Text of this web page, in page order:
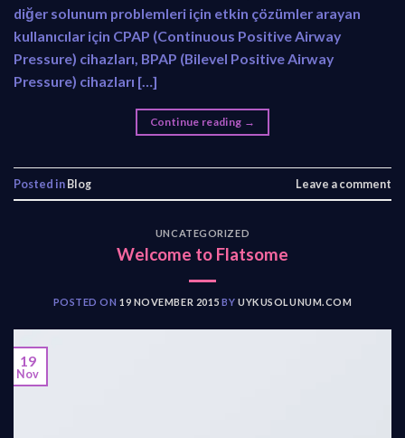
diğer solunum problemleri için etkin çözümler arayan
kullanıcılar için CPAP (Continuous Positive Airway
Pressure) cihazları, BPAP (Bilevel Positive Airway
Pressure) cihazları […]
Continue reading →
Posted inBlog Leave a comment
UNCATEGORIZED
Welcome to Flatsome
POSTED ON19 NOVEMBER 2015 BYUYKUSOLUNUM.COM
19
Nov